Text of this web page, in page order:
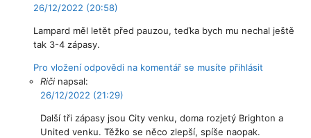
26/12/2022 (20:58)
Lampard měl letět před pauzou, teďka bych mu nechal ještě
tak 3-4 zápasy.
Pro vložení odpovědi na komentář se musíte přihlásit
Riči napsal:
26/12/2022 (21:29)
Další tři zápasy jsou City venku, doma rozjetý Brighton a
United venku. Těžko se něco zlepší, spíše naopak.